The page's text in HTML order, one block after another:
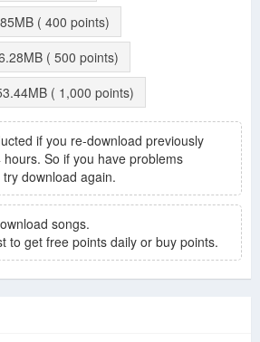
( 400 points)
( 500 points)
( 1,000 points)
if you re-download previously
So if you have problems
download again.
songs.
to get free points daily or buy points.